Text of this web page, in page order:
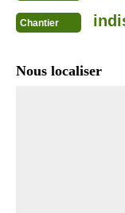
Chantier
Nous localiser